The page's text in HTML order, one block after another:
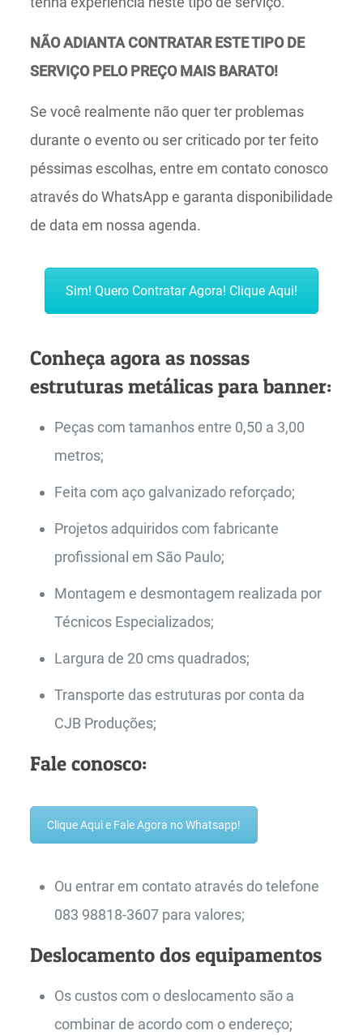
NÃO ADIANTA CONTRATAR ESTE TIPO DE
SERVIÇO PELO PREÇO MAIS BARATO!
Se você realmente não quer ter problemas
durante o evento ou ser criticado por ter feito
péssimas escolhas, entre em contato conosco
através do WhatsApp e garanta disponibilidade
de data em nossa agenda.
Sim! Quero Contratar Agora! Clique Aqui!
Conheça agora as nossas
estruturas metálicas para banner:
Peças com tamanhos entre 0,50 a 3,00
metros;
Feita com aço galvanizado reforçado;
Projetos adquiridos com fabricante
profissional em São Paulo;
Montagem e desmontagem realizada por
Técnicos Especializados;
Largura de 20 cms quadrados;
Transporte das estruturas por conta da
CJB Produções;
Fale conosco:
Clique Aqui e Fale Agora no Whatsapp!
Ou entrar em contato através do telefone
083 98818-3607 para valores;
Deslocamento dos equipamentos
Os custos com o deslocamento são a
combinar de acordo com o endereço;